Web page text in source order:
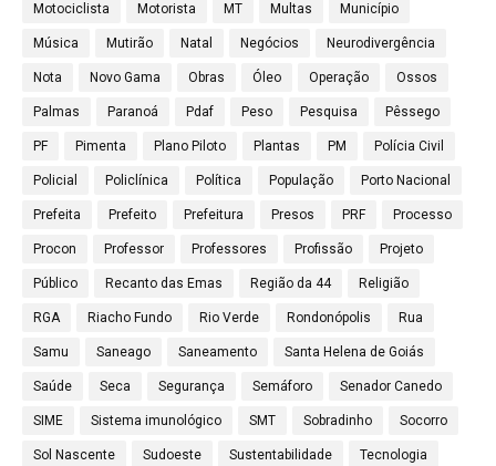
Motociclista Motorista MT Multas Município
Música Mutirão Natal Negócios Neurodivergência
Nota Novo Gama Obras Óleo Operação Ossos
Palmas Paranoá Pdaf Peso Pesquisa Pêssego
PF Pimenta Plano Piloto Plantas PM Polícia Civil
Policial Policlínica Política População Porto Nacional
Prefeita Prefeito Prefeitura Presos PRF Processo
Procon Professor Professores Profissão Projeto
Público Recanto das Emas Região da 44 Religião
RGA Riacho Fundo Rio Verde Rondonópolis Rua
Samu Saneago Saneamento Santa Helena de Goiás
Saúde Seca Segurança Semáforo Senador Canedo
SIME Sistema imunológico SMT Sobradinho Socorro
Sol Nascente Sudoeste Sustentabilidade Tecnologia